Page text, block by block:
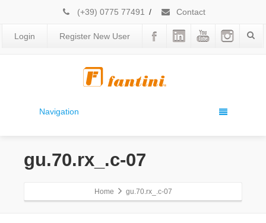
(+39) 0775 77491 / Contact
Login Register New User
Navigation
gu.70.rx_.c-07
Home gu.70.rx_.c-07